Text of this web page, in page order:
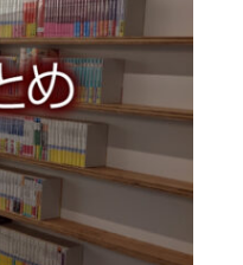
らせ
ュースまとめ 2026.07.30
開始など 日刊出版ニュースま
日刊出版ニュースまとめ